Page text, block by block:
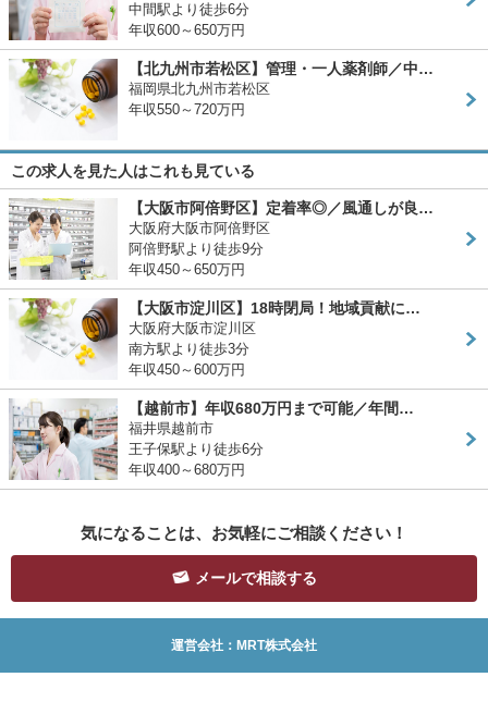
中間駅より徒歩6分
年収600～650万円
【北九州市若松区】管理・一人薬剤師／中…
福岡県北九州市若松区
年収550～720万円
この求人を見た人はこれも見ている
【大阪市阿倍野区】定着率◎／風通しが良…
大阪府大阪市阿倍野区
阿倍野駅より徒歩9分
年収450～650万円
【大阪市淀川区】18時閉局！地域貢献に…
大阪府大阪市淀川区
南方駅より徒歩3分
年収450～600万円
【越前市】年収680万円まで可能／年間…
福井県越前市
王子保駅より徒歩6分
年収400～680万円
気になることは、お気軽にご相談ください！
メールで相談する
運営会社：MRT株式会社